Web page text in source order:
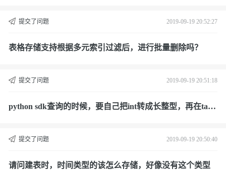
提交了问题 2019-09-19 20:52:27
表格存储支持根据多元索引过滤后，进行批量删除吗？
提交了问题 2019-09-19 20:51:18
python sdk查询的时候，要自己把int转成长整型，再在tabl
提交了问题 2019-09-19 20:50:40
请问建表时，时间类型的该怎么存储，好像没有这个类型